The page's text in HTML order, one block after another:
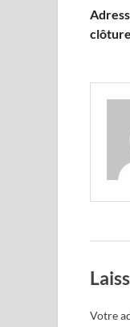
Votre